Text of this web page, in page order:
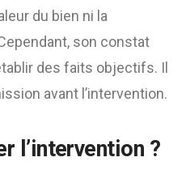
du bien ni la
son constat
des faits objectifs. Il
avant l’intervention.
l’intervention ?